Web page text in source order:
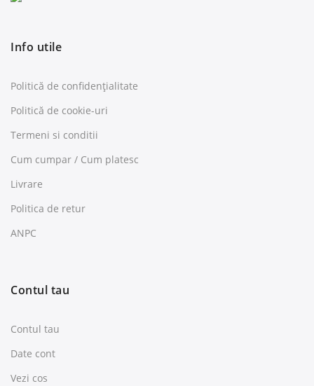
Info utile
Politică de confidențialitate
Politică de cookie-uri
Termeni si conditii
Cum cumpar / Cum platesc
Livrare
Politica de retur
ANPC
Contul tau
Contul tau
Date cont
Vezi cos